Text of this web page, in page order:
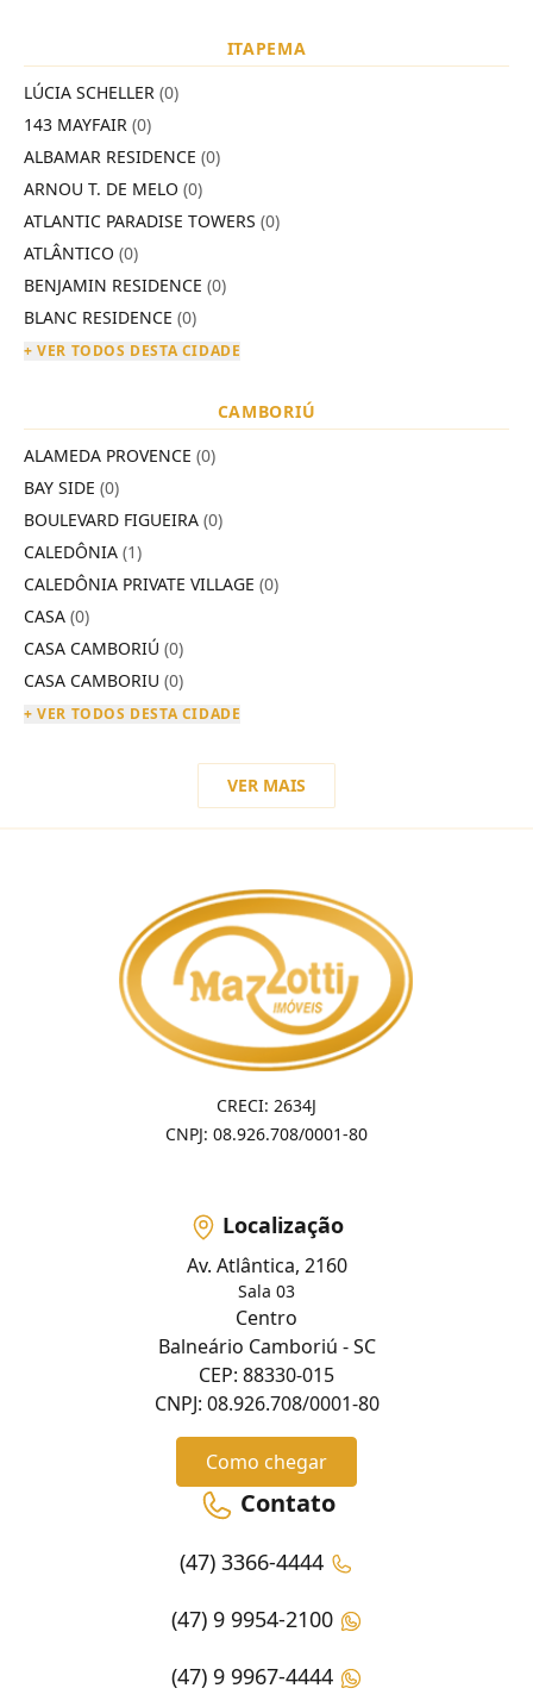
ITAPEMA
LÚCIA SCHELLER (0)
143 MAYFAIR (0)
ALBAMAR RESIDENCE (0)
ARNOU T. DE MELO (0)
ATLANTIC PARADISE TOWERS (0)
ATLÂNTICO (0)
BENJAMIN RESIDENCE (0)
BLANC RESIDENCE (0)
+ VER TODOS DESTA CIDADE
CAMBORIÚ
ALAMEDA PROVENCE (0)
BAY SIDE (0)
BOULEVARD FIGUEIRA (0)
CALEDÔNIA (1)
CALEDÔNIA PRIVATE VILLAGE (0)
CASA (0)
CASA CAMBORIÚ (0)
CASA CAMBORIU (0)
+ VER TODOS DESTA CIDADE
VER MAIS
CRECI: 2634J
CNPJ: 08.926.708/0001-80
Localização
Av. Atlântica, 2160
Sala 03
Centro
Balneário Camboriú - SC
CEP: 88330-015
CNPJ: 08.926.708/0001-80
Como chegar
Contato
(47) 3366-4444
(47) 9 9954-2100
(47) 9 9967-4444